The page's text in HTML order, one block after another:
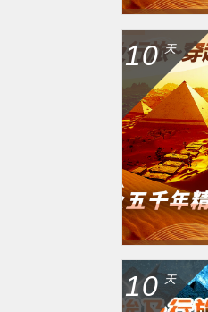
10 天
10 天